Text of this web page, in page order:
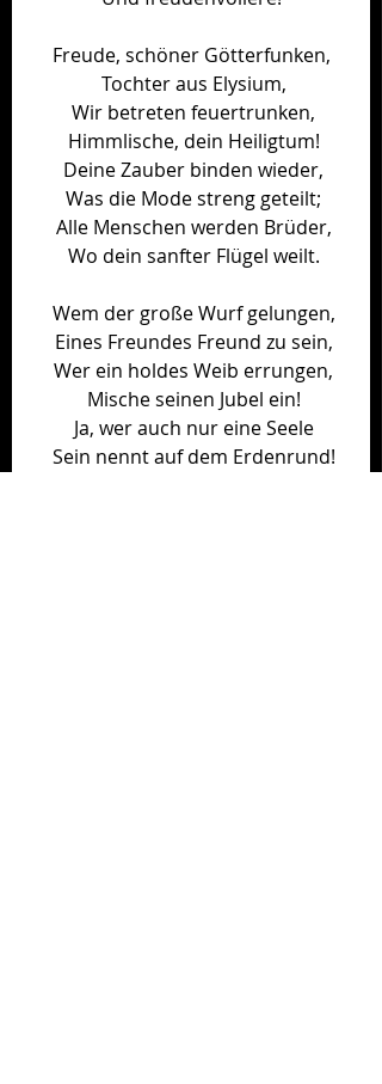
Freude, schöner Götterfunken,
Tochter aus Elysium,
Wir betreten feuertrunken,
Himmlische, dein Heiligtum!
Deine Zauber binden wieder,
Was die Mode streng geteilt;
Alle Menschen werden Brüder,
Wo dein sanfter Flügel weilt.
Wem der große Wurf gelungen,
Eines Freundes Freund zu sein,
Wer ein holdes Weib errungen,
Mische seinen Jubel ein!
Ja, wer auch nur eine Seele
Sein nennt auf dem Erdenrund!